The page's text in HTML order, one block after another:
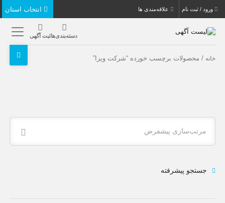
ورود / ثبت نام علاقه‌مندی ها
دسته‌بندی‌هاثبت آگهی
خانه / محصولات برچسب خورده “شرکت ویزا”
مرتب‌سازی پیشفرض
جستجو پیشرفته